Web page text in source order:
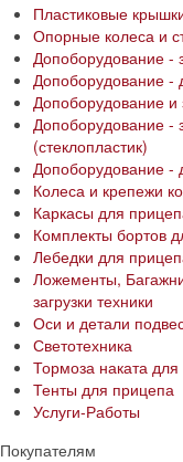
Пластиковые
Опорные колеса и
Допоборудование -
Допоборудование
Допоборудование и
Допоборудование -
(стеклопластик)
Допоборудование -
Колеса и крепежи
Каркасы для
Комплекты бортов
Лебедки для
Ложементы,
загрузки техники
Оси и детали
Светотехника
Тормоза наката
Тенты для прицепа
Услуги-Работы
Покупателям